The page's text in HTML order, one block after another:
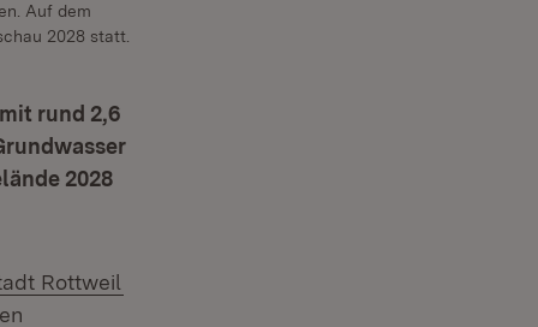
Auf dem
2028 statt.
rund 2,6
2028
Rottweil
Fenster)